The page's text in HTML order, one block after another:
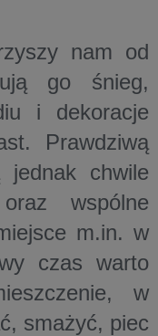
nam od
go śnieg,
i dekoracje
Prawdziwą
jednak chwile
wspólne
m.in. w
czas warto
w
smażyć, piec